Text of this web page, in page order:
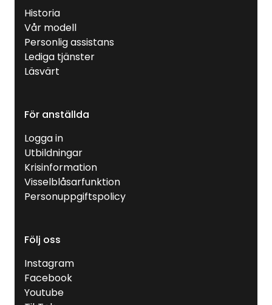
Historia
Vår modell
Personlig assistans
Lediga tjänster
Läsvärt
För anställda
Logga in
Utbildningar
Krisinformation
Visselblåsarfunktion
Personuppgiftspolicy
Följ oss
Instagram
Facebook
Youtube